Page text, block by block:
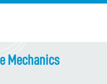
Mechanics